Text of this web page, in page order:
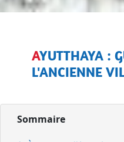
AYUTTHAYA : GUIDE COMPLET DE
L'ANCIENNE
Sommaire